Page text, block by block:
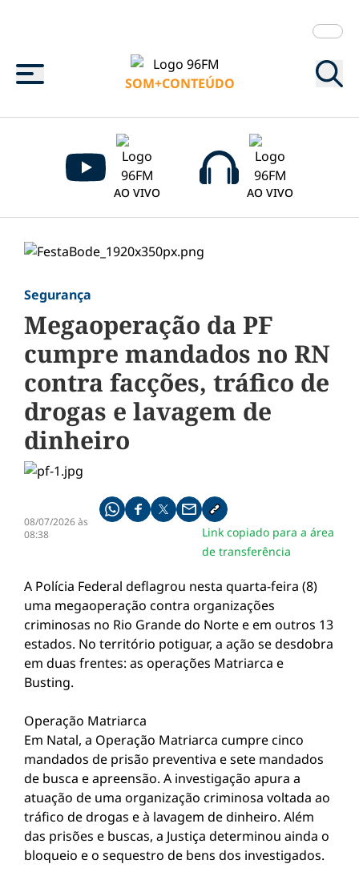
Menu
SOM+CONTEÚDO
AO VIVO AO VIVO
Segurança
Megaoperação da PF
cumpre mandados no RN
contra facções, tráfico de
drogas e lavagem de
dinheiro
08/07/2026 às
08:38
Compartilhe pelo whatsapp
Compartilhar no facebook
Compartilhar no twitter
Compartilhe pelo email
Copiar link da notícia
Link copiado para a área
de transferência
A Polícia Federal deflagrou nesta quarta-feira (8)
uma megaoperação contra organizações
criminosas no Rio Grande do Norte e em outros 13
estados. No território potiguar, a ação se desdobra
em duas frentes: as operações Matriarca e
Busting.
Operação Matriarca
Em Natal, a Operação Matriarca cumpre cinco
mandados de prisão preventiva e sete mandados
de busca e apreensão. A investigação apura a
atuação de uma organização criminosa voltada ao
tráfico de drogas e à lavagem de dinheiro. Além
das prisões e buscas, a Justiça determinou ainda o
bloqueio e o sequestro de bens dos investigados.